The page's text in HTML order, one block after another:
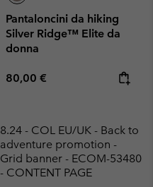
Pantaloncini da hiking
Silver Ridge™ Elite da
donna
Regular price:
80,00 €
8.24 - COL EU/UK - Back to
adventure promotion -
Grid banner - ECOM-53480
- CONTENT PAGE